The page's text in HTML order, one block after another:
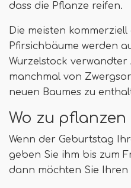
dass die Pflanze reifen.
Die meisten
Pfirsichbäume werden
Wurzelstock
manchmal von
neuen Baumes zu
Wo zu pflanzen
Wenn der Geburtstag
geben Sie ihm bis zum
dann möchten Sie